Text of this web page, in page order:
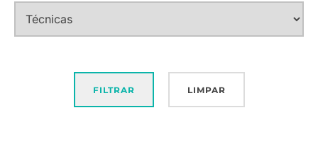
FILTRAR LIMPAR